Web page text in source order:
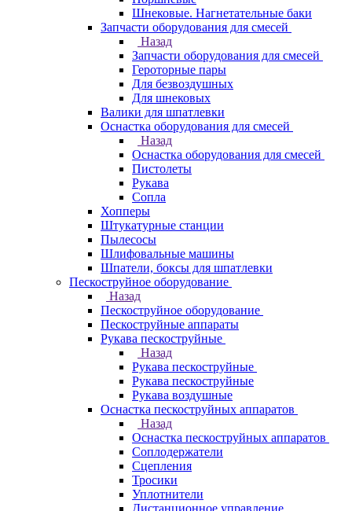
Шнековые. Нагнетательные баки
Запчасти оборудования для смесей
Назад
Запчасти оборудования для смесей
Героторные пары
Для безвоздушных
Для шнековых
Валики для шпатлевки
Оснастка оборудования для смесей
Назад
Оснастка оборудования для смесей
Пистолеты
Рукава
Сопла
Хопперы
Штукатурные станции
Пылесосы
Шлифовальные машины
Шпатели, боксы для шпатлевки
Пескоструйное оборудование
Назад
Пескоструйное оборудование
Пескоструйные аппараты
Рукава пескоструйные
Назад
Рукава пескоструйные
Рукава пескоструйные
Рукава воздушные
Оснастка пескоструйных аппаратов
Назад
Оснастка пескоструйных аппаратов
Соплодержатели
Сцепления
Тросики
Уплотнители
Дистанционное управление